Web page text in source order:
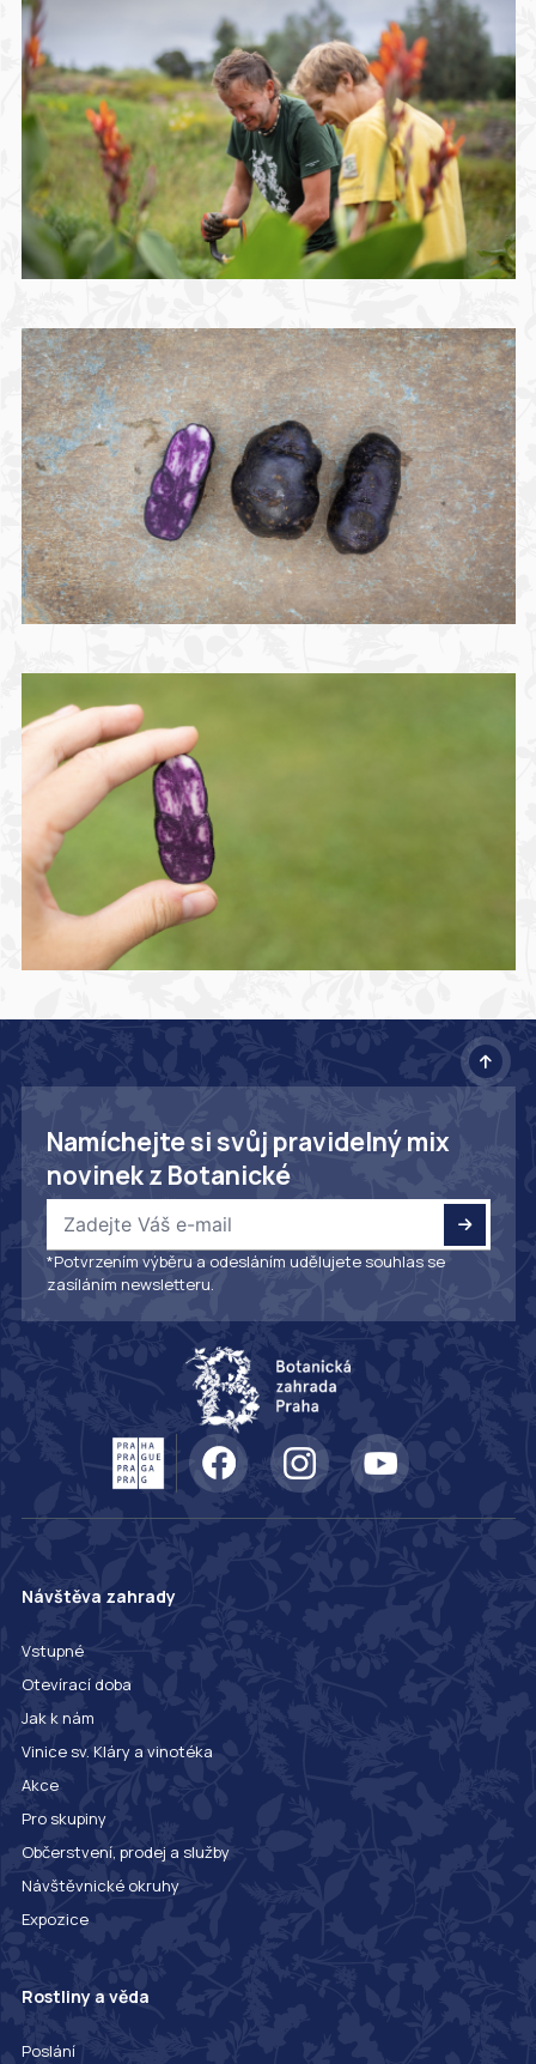
Namíchejte si svůj pravidelný mix
novinek z Botanické
*Potvrzením výběru a odesláním udělujete souhlas se
zasíláním newsletteru.
Návštěva zahrady
Vstupné
Otevírací doba
Jak k nám
Vinice sv. Kláry a vinotéka
Akce
Pro skupiny
Občerstvení, prodej a služby
Návštěvnické okruhy
Expozice
Rostliny a věda
Poslání